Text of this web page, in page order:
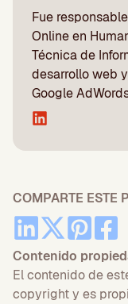
Fue
Online en
Técnica de
desarrollo web
Google
COMPARTE ESTE
Contenido
El contenido de
copyright y es